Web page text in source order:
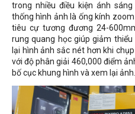
trong nhiều điều kiện ánh
thống hình ảnh là ống kính
tiêu cự tương đương 24-
rung quang học giúp giảm
lại hình ảnh sắc nét hơn khi
với độ phân giải 460,000 điểm
bố cục khung hình và xem lại ảnh.